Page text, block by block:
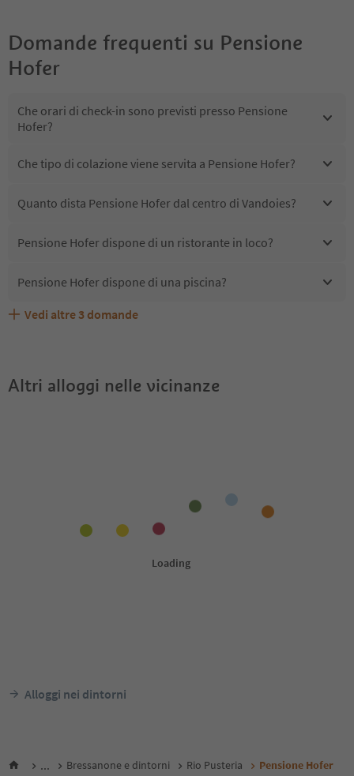
Domande frequenti su Pensione
Hofer
Che orari di check-in sono previsti presso Pensione
Hofer?
Che tipo di colazione viene servita a Pensione Hofer?
Quanto dista Pensione Hofer dal centro di Vandoies?
Pensione Hofer dispone di un ristorante in loco?
Pensione Hofer dispone di una piscina?
Pensione Hofer accetta animali domestici?
Quali servizi/attività sono disponibili presso Pensione
Gli ospiti di Pensione Hofer ricevono l'Alto Adige Guest
Vedi altre 3 domande
Altri alloggi nelle vicinanze
Alloggi nei dintorni
... Bressanone e dintorni Rio Pusteria Pensione Hofer